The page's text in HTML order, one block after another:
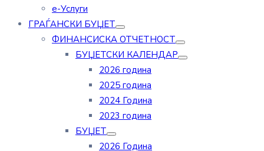
е-Услуги
ГРАЃАНСКИ БУЏЕТ
ФИНАНСИСКА ОТЧЕТНОСТ
БУЏЕТСКИ КАЛЕНДАР
2026 година
2025 година
2024 Година
2023 година
БУЏЕТ
2026 Година